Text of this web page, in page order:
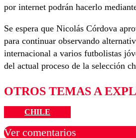
por internet podrán hacerlo
Se espera que Nicolás Córdova
para continuar observando
internacional a varios futbolistas
del actual proceso de la selección
OTROS TEMAS A
CHILE
Ver comentarios